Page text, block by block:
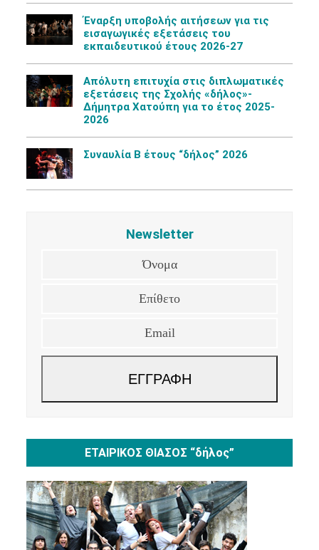
Έναρξη υποβολής αιτήσεων για τις
εισαγωγικές εξετάσεις του
εκπαιδευτικού έτους 2026-27
Aπόλυτη επιτυχία στις διπλωματικές
εξετάσεις της Σχολής «δήλος»-
Δήμητρα Χατούπη για το έτος 2025-
2026
Συναυλία Β έτους “δήλος” 2026
Newsletter
ΕΓΓΡΑΦΗ
ΕΤΑΙΡΙΚΟΣ ΘΙΑΣΟΣ “δήλος”